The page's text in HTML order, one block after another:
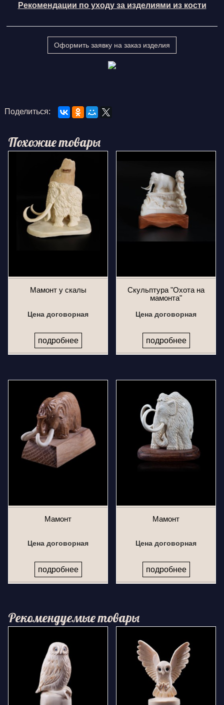
Рекомендации по уходу за изделиями из кости
Оформить заявку на заказ изделия
Поделиться:
Похожие товары
Мамонт у скалы
Цена договорная
подробнее
Скульптура "Охота на
мамонта"
Цена договорная
подробнее
Мамонт
Цена договорная
подробнее
Мамонт
Цена договорная
подробнее
Рекомендуемые товары